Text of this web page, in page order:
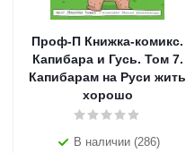
Проф-П Книжка-комикс.
Капибара и Гусь. Том 7.
Капибарам на Руси жить
хорошо
В наличии (286)